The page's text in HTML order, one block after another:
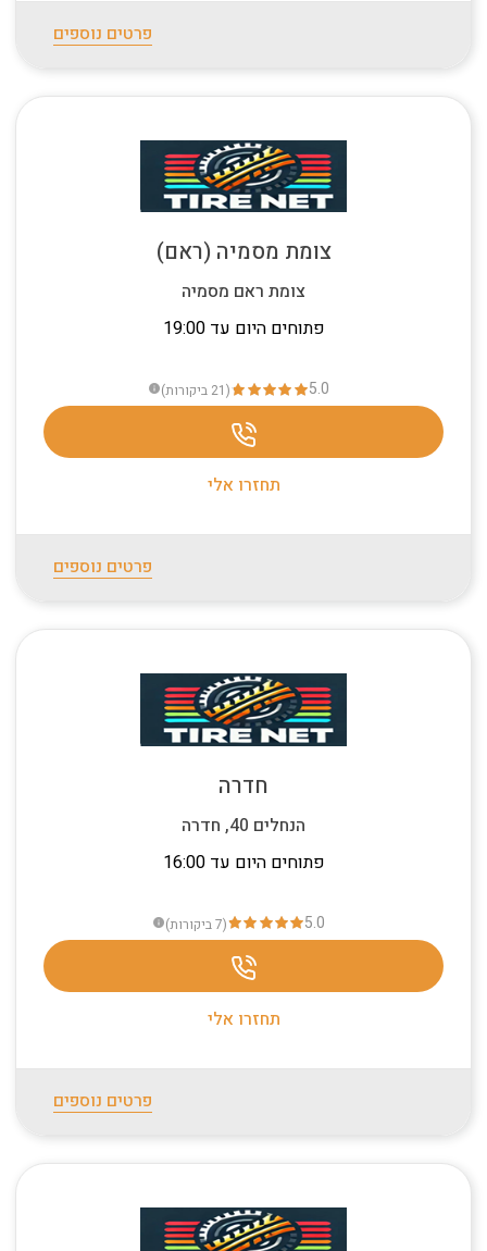
פרטים נוספים
פתוחים היום עד 19:00
צומת מסמיה (ראם)
צומת ראם מסמיה
5.0
(21 ביקורות)
info
תחזרו אלי
פרטים נוספים
פתוחים היום עד 16:00
חדרה
הנחלים 40, חדרה
5.0
(7 ביקורות)
info
תחזרו אלי
פרטים נוספים